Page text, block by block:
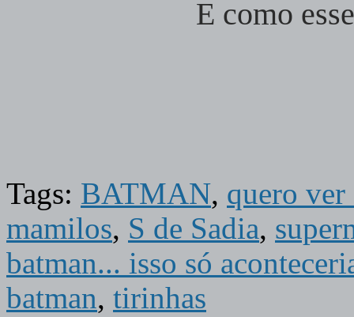
E como
Tags: BATMAN, quero
mamilos, S de Sadia,
batman... isso só
batman, tirinhas